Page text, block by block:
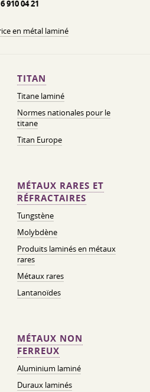
910 04 21
en métal laminé
TITAN
Titane laminé
Normes nationales pour le
titane
Titan Europe
MÉTAUX RARES ET
RÉFRACTAIRES
Tungstène
Molybdène
Produits laminés en métaux
rares
Métaux rares
Lantanoïdes
MÉTAUX NON
FERREUX
Aluminium laminé
Duraux laminés